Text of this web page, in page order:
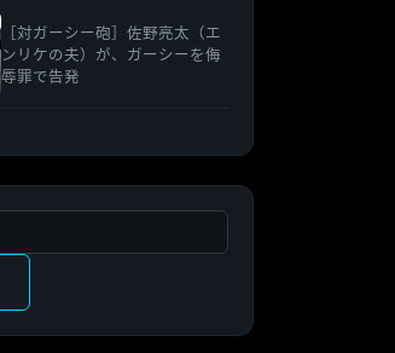
［対ガーシー砲］佐野亮太（エ
ンリケの夫）が、ガーシーを侮
辱罪で告発